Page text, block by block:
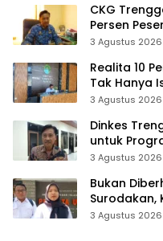
CKG
Persen
Kejiwaan
3 Agustus 2026
Realita 10
Tak Hanya
Kekerasan
3 Agustus 2026
Dinkes
untuk
2027
3 Agustus 2026
Bukan
Surodakan,
Pernyataan
3 Agustus 2026